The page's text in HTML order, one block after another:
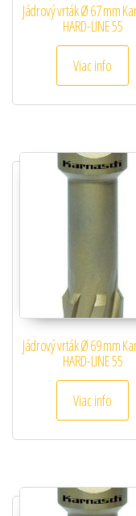
Jádrový vrták Ø 67 mm
HARD-LINE 55
Viac info
Jádrový vrták Ø 69 mm
HARD-LINE 55
Viac info